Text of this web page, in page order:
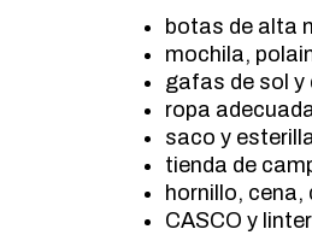
botas de alta
mochila,
gafas de sol y
ropa
saco y
tienda de
hornillo, cena,
CASCO y